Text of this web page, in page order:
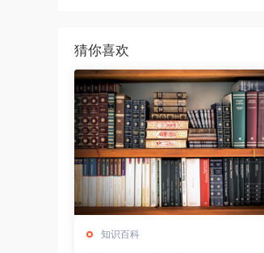
猜你喜欢
知识百科